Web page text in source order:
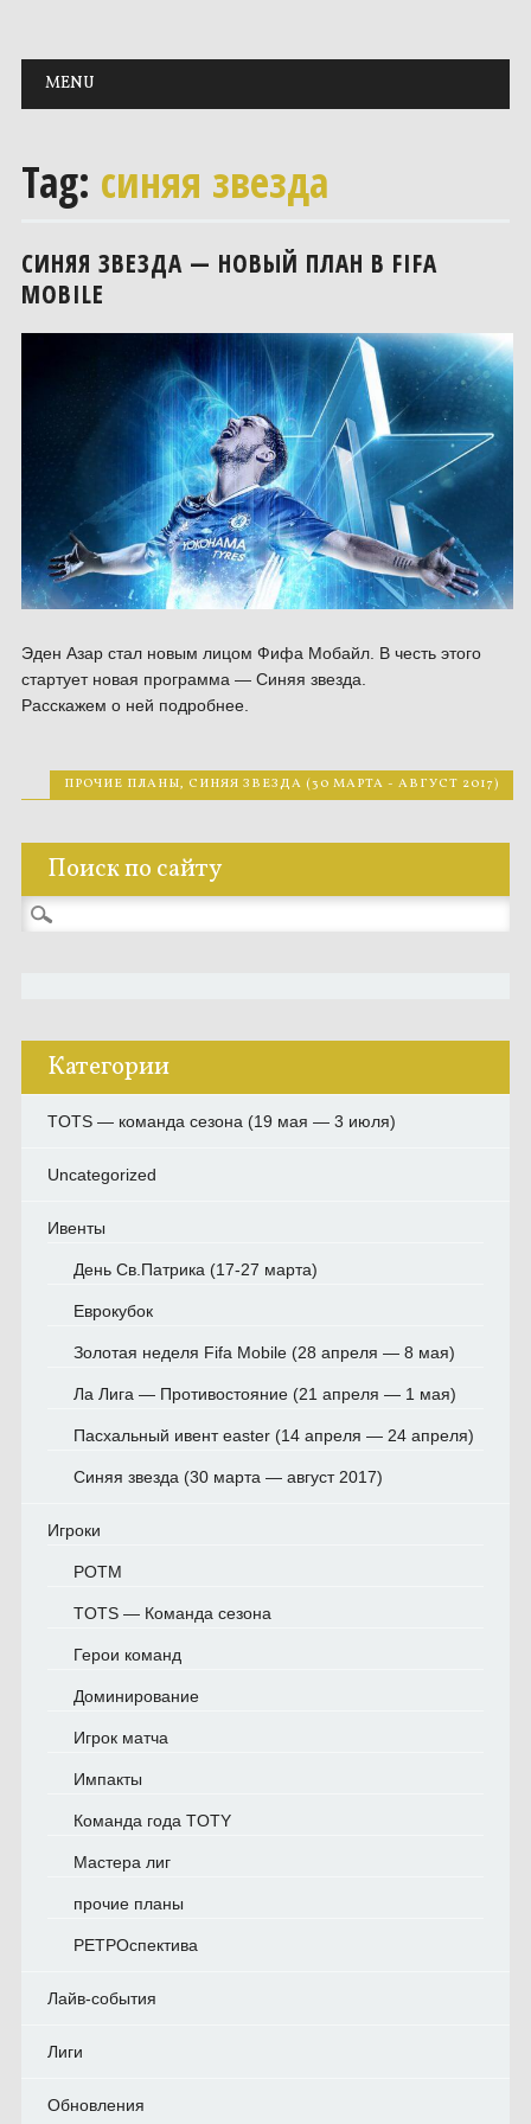
Main menu
Skip to content
MENU
Tag: синяя звезда
СИНЯЯ ЗВЕЗДА — НОВЫЙ ПЛАН В FIFA
MOBILE
Эден Азар стал новым лицом Фифа Мобайл. В честь этого
стартует новая программа — Синяя звезда.
Расскажем о ней подробнее.
ПРОЧИЕ ПЛАНЫ, СИНЯЯ ЗВЕЗДА (30 МАРТА - АВГУСТ 2017)
Поиск по сайту
Найти:
Категории
TOTS — команда сезона (19 мая — 3 июля)
Uncategorized
Ивенты
День Св.Патрика (17-27 марта)
Еврокубок
Золотая неделя Fifa Mobile (28 апреля — 8 мая)
Ла Лига — Противостояние (21 апреля — 1 мая)
Пасхальный ивент easter (14 апреля — 24 апреля)
Синяя звезда (30 марта — август 2017)
Игроки
POTM
TOTS — Команда сезона
Герои команд
Доминирование
Игрок матча
Импакты
Команда года TOTY
Мастера лиг
прочие планы
РЕТРОспектива
Лайв-события
Лиги
Обновления